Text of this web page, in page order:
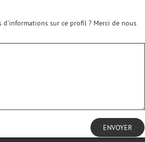
d'informations sur ce profil ? Merci de nous
ENVOYER